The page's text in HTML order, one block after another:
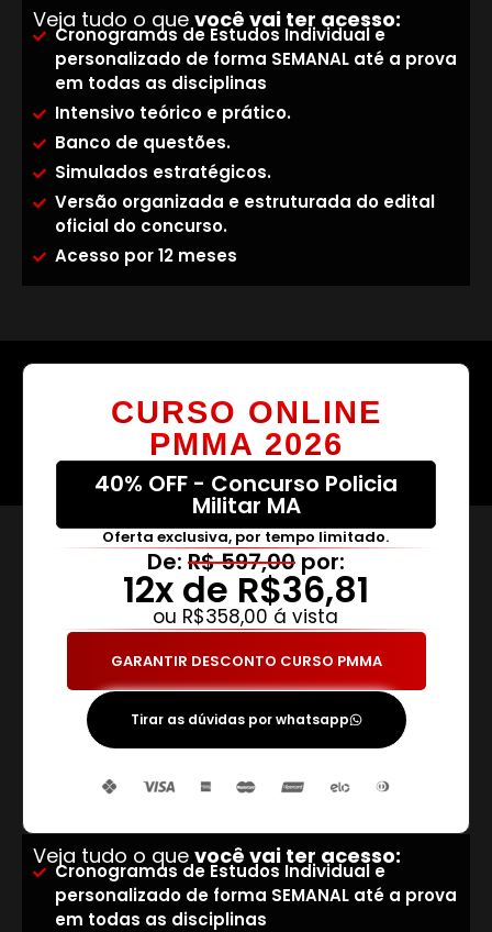
Veja tudo o que você vai ter acesso:
Cronogramas de Estudos Individual e
personalizado de forma SEMANAL até a prova
em todas as disciplinas
Intensivo teórico e prático.
Banco de questões.
Simulados estratégicos.
Versão organizada e estruturada do edital
oficial do concurso.
Acesso por 12 meses
CURSO ONLINE
PMMA 2026
40% OFF - Concurso Policia
Militar MA
Oferta exclusiva, por tempo limitado.
De: R$ 597,00por:
12x de R$36,81
ou R$358,00 á vista
GARANTIR DESCONTO CURSO PMMA
Tirar as dúvidas por whatsapp
Veja tudo o que você vai ter acesso:
Cronogramas de Estudos Individual e
personalizado de forma SEMANAL até a prova
em todas as disciplinas